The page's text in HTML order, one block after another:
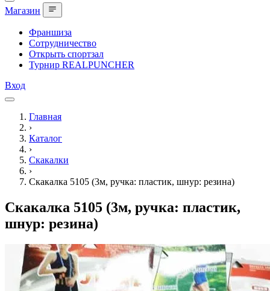
Магазин
Франшиза
Сотрудничество
Открыть спортзал
Турнир REALPUNCHER
Вход
Главная
›
Каталог
›
Скакалки
›
Скакалка 5105 (3м, ручка: пластик, шнур: резина)
Скакалка 5105 (3м, ручка: пластик,
шнур: резина)